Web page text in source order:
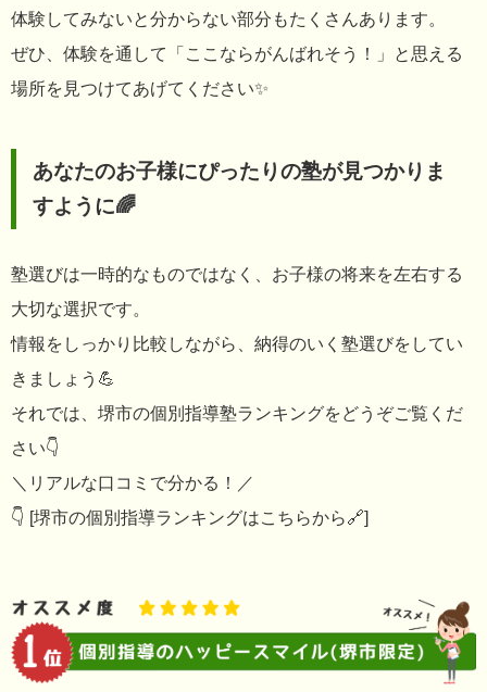
体験してみないと分からない部分もたくさんあります。
ぜひ、体験を通して「ここならがんばれそう！」と思える
場所を見つけてあげてください✨
あなたのお子様にぴったりの塾が見つかりま
すように🌈
塾選びは一時的なものではなく、お子様の将来を左右する
大切な選択です。
情報をしっかり比較しながら、納得のいく塾選びをしてい
きましょう💪
それでは、堺市の個別指導塾ランキングをどうぞご覧くだ
さい👇
＼リアルな口コミで分かる！／
👇 [堺市の個別指導ランキングはこちらから🔗]